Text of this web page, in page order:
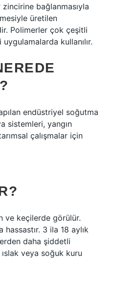
bağlanmasıyla
üretilen
Polimerler çok çeşitli
kullanılır.
endüstriyel soğutma
sistemleri, yangın
çalışmalar için
ve keçilerde görülür.
3 ila 18 aylık
daha şiddetli
veya soğuk kuru